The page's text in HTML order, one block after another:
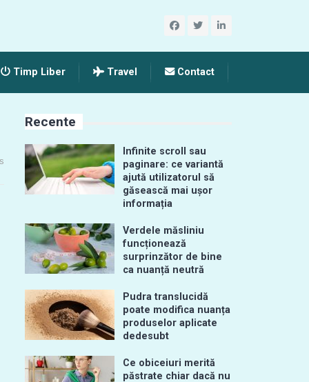
Timp Liber Travel Contact
Recente
Infinite scroll sau
paginare: ce variantă
ajută utilizatorul să
găsească mai ușor
informația
Verdele măsliniu
funcționează
surprinzător de bine
ca nuanță neutră
Pudra translucidă
poate modifica nuanța
produselor aplicate
dedesubt
Ce obiceiuri merită
păstrate chiar dacă nu